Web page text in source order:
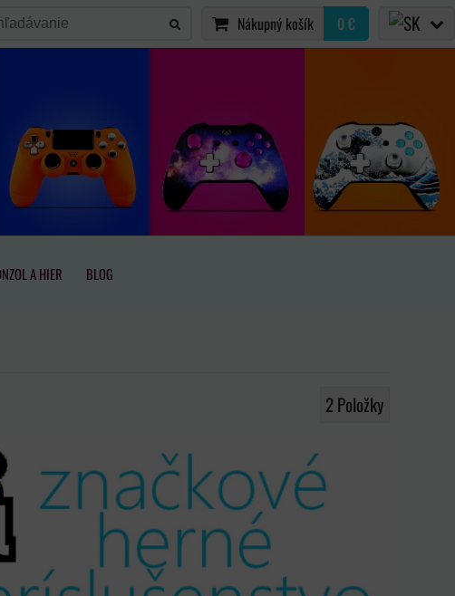
Nákupný košík 0 €
A HIER BLOG
2Položky